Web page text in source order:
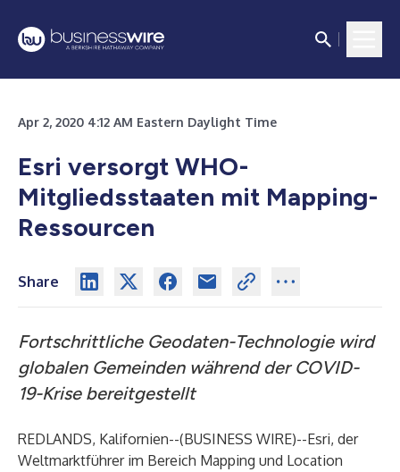
Apr 2, 2020 4:12 AM Eastern Daylight Time
Esri versorgt WHO-
Mitgliedsstaaten mit Mapping-
Ressourcen
Share
Fortschrittliche Geodaten-Technologie wird
globalen Gemeinden während der COVID-
19-Krise bereitgestellt
REDLANDS, Kalifornien--(BUSINESS WIRE)--Esri, der
Weltmarktführer im Bereich Mapping und Location